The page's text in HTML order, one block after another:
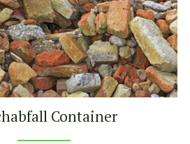
Container